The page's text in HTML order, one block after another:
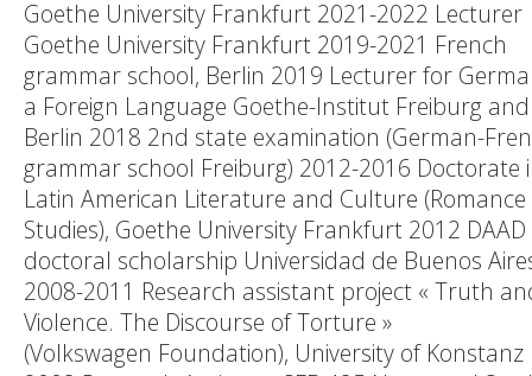
Goethe University Frankfurt 2021-2022 Lecturer
Goethe University Frankfurt 2019-2021 French
grammar school, Berlin 2019 Lecturer for
a Foreign Language Goethe-Institut Freiburg and
Berlin 2018 2nd state examination (German-
grammar school Freiburg) 2012-2016 Doctorate
Latin American Literature and Culture (Romance
Studies), Goethe University Frankfurt 2012 DAAD
doctoral scholarship Universidad de Buenos
2008-2011 Research assistant project « Truth
Violence. The Discourse of Torture »
(Volkswagen Foundation), University of Konstanz